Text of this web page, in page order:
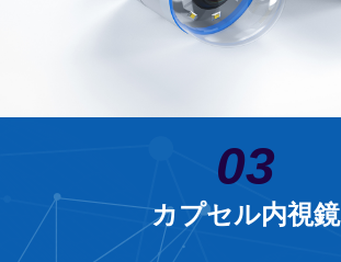
03
カプセル内視鏡